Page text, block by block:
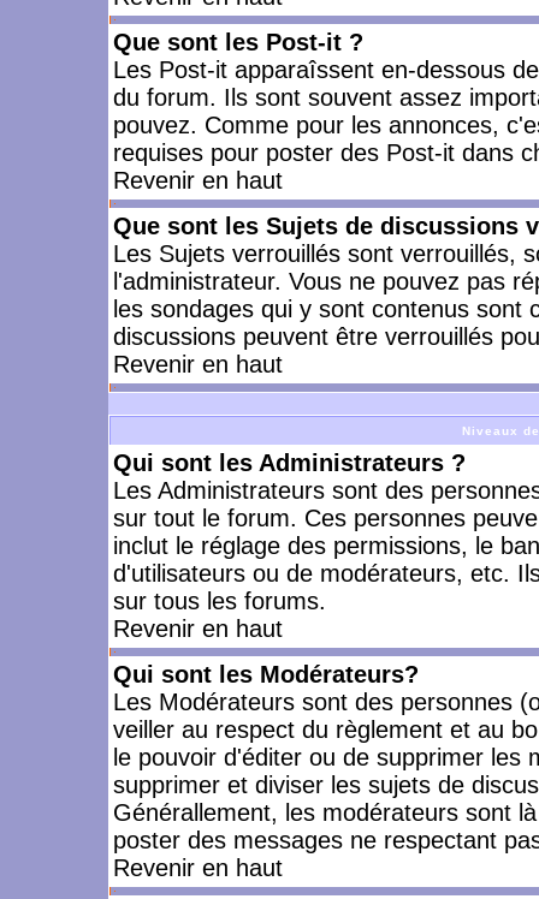
Que sont les Post-it ?
Les Post-it apparaîssent en-dessous
du forum. Ils sont souvent assez
pouvez. Comme pour les annonces,
requises pour poster des Post-it dans
Revenir en haut
Que sont les Sujets de discussions
Les Sujets verrouillés sont verrouillés,
l'administrateur. Vous ne pouvez pas
les sondages qui y sont contenus
discussions peuvent être verrouillés
Revenir en haut
Niveaux
Qui sont les Administrateurs ?
Les Administrateurs sont des
sur tout le forum. Ces personnes
inclut le réglage des permissions, le
d'utilisateurs ou de modérateurs, etc.
sur tous les forums.
Revenir en haut
Qui sont les Modérateurs?
Les Modérateurs sont des personnes
veiller au respect du règlement et au
le pouvoir d'éditer ou de supprimer les
supprimer et diviser les sujets de
Générallement, les modérateurs sont
poster des messages ne respectant
Revenir en haut